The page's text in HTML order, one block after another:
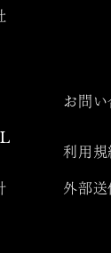
お問
利用規
外部